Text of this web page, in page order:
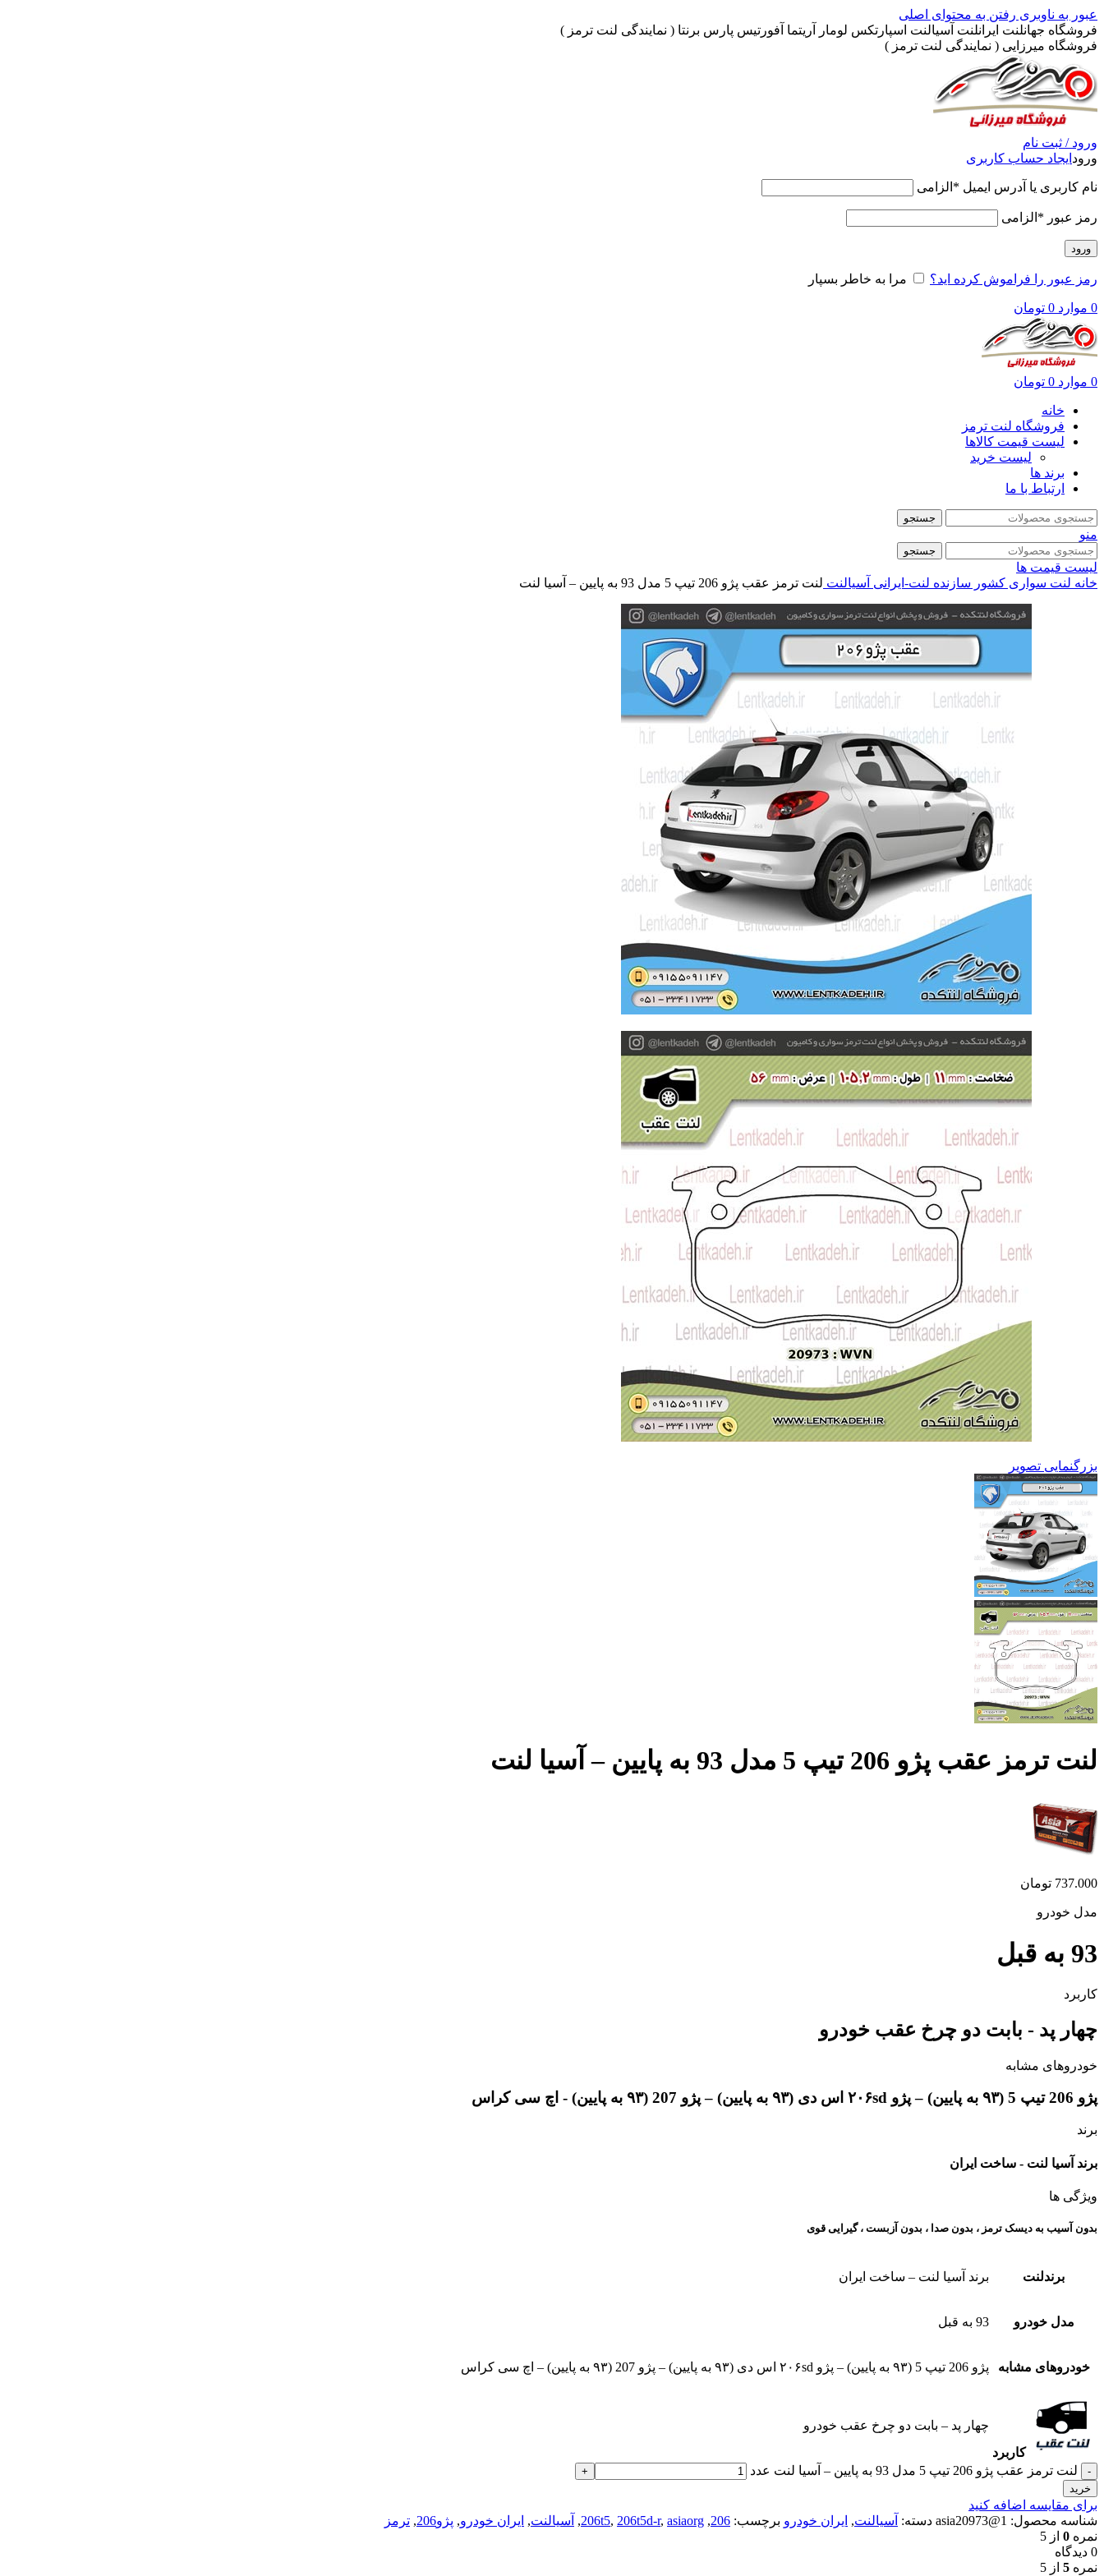
عبور به ناوبری رفتن به محتوای اصلی
فروشگاه جهانلنت ایرانلنت آسیالنت اسپارتکس لومار آریتما آفورتیس پارس برنتا ( نمایندگی لنت ترمز )
فروشگاه میرزایی ( نمایندگی لنت ترمز )
ورود / ثبت نام
ورود ایجاد حساب کاربری
نام کاربری یا آدرس ایمیل * الزامی
رمز عبور * الزامی
ورود
رمز عبور را فراموش کرده اید؟ مرا به خاطر بسپار
0 موارد 0 تومان
0 موارد 0 تومان
خانه
فروشگاه لنت ترمز
لیست قیمت کالاها
لیست خرید
برند ها
ارتباط با ما
جستجو
منو
جستجو
لیست قیمت ها
خانه لنت سواری کشور سازنده لنت-ایرانی آسیالنت لنت ترمز عقب پژو 206 تیپ 5 مدل 93 به پایین – آسیا لنت
بزرگنمایی تصویر
لنت ترمز عقب پژو 206 تیپ 5 مدل 93 به پایین – آسیا لنت
737.000 تومان
مدل خودرو
93 به قبل
کاربرد
چهار پد - بابت دو چرخ عقب خودرو
خودروهای مشابه
پژو 206 تیپ 5 (۹۳ به پایین) – پژو ۲۰۶sd اس دی (۹۳ به پایین) – پژو 207 (۹۳ به پایین) - اچ سی کراس
برند
برند آسیا لنت - ساخت ایران
ویژگی ها
بدون آسیب به دیسک ترمز ، بدون صدا ، بدون آزبست ، گیرایی قوی​
برندلنت برند آسیا لنت – ساخت ایران
مدل خودرو 93 به قبل
خودروهای مشابه پژو 206 تیپ 5 (۹۳ به پایین) – پژو ۲۰۶sd اس دی (۹۳ به پایین) – پژو 207 (۹۳ به پایین) – اچ سی کراس
کاربرد
چهار پد – بابت دو چرخ عقب خودرو
لنت ترمز عقب پژو 206 تیپ 5 مدل 93 به پایین – آسیا لنت عدد
خرید
برای مقایسه اضافه کنید
شناسه محصول: 1@asia20973 دسته: آسیالنت, ایران خودرو برچسب: 206
,
206t5, 206t5d-r, asiaorg
, آسیالنت, ایران خودرو, پژو206 , ترمز
نمره 0 از 5
0 دیدگاه
نمره 5 از 5